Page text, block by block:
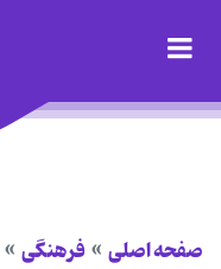
صفحه اصلی فرهنگی